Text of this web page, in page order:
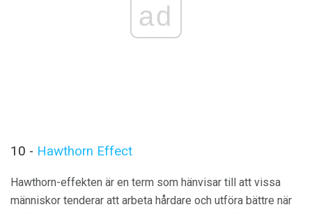
ad
10 - Hawthorn Effect
Hawthorn-effekten är en term som hänvisar till att vissa
människor tenderar att arbeta hårdare och utföra bättre när